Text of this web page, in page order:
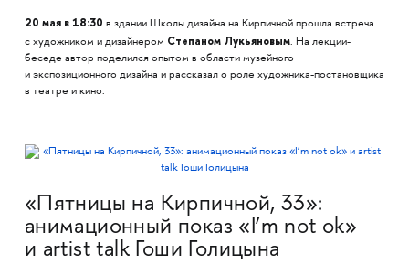
20 мая в 18:30 в здании Школы дизайна на Кирпичной прошла встреча
с художником и дизайнером Степаном Лукьяновым. На лекции-
беседе автор поделился опытом в области музейного
и экспозиционного дизайна и рассказал о роле художника-постановщика
в театре и кино.
«Пятницы на Кирпичной, 33»:
анимационный показ «I’m not ok»
и artist talk Гоши Голицына